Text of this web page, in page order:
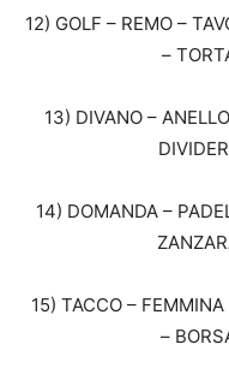
12) GOLF – REMO –
–
13) DIVANO –
14) DOMANDA –
15) TACCO –
–